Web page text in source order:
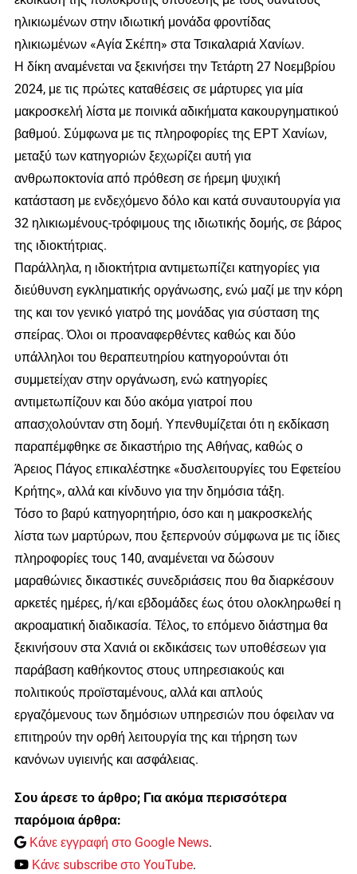
ηλικιωμένων στην ιδιωτική μονάδα φροντίδας
ηλικιωμένων «Αγία Σκέπη» στα Τσικαλαριά Χανίων.
Η δίκη αναμένεται να ξεκινήσει την Τετάρτη 27 Νοεμβρίου
2024, με τις πρώτες καταθέσεις σε μάρτυρες για μία
μακροσκελή λίστα με ποινικά αδικήματα κακουργηματικού
βαθμού. Σύμφωνα με τις πληροφορίες της ΕΡΤ Χανίων,
μεταξύ των κατηγοριών ξεχωρίζει αυτή για
ανθρωποκτονία από πρόθεση σε ήρεμη ψυχική
κατάσταση με ενδεχόμενο δόλο και κατά συναυτουργία για
32 ηλικιωμένους-τρόφιμους της ιδιωτικής δομής, σε βάρος
της ιδιοκτήτριας.
Παράλληλα, η ιδιοκτήτρια αντιμετωπίζει κατηγορίες για
διεύθυνση εγκληματικής οργάνωσης, ενώ μαζί με την κόρη
της και τον γενικό γιατρό της μονάδας για σύσταση της
σπείρας. Όλοι οι προαναφερθέντες καθώς και δύο
υπάλληλοι του θεραπευτηρίου κατηγορούνται ότι
συμμετείχαν στην οργάνωση, ενώ κατηγορίες
αντιμετωπίζουν και δύο ακόμα γιατροί που
απασχολούνταν στη δομή. Υπενθυμίζεται ότι η εκδίκαση
παραπέμφθηκε σε δικαστήριο της Αθήνας, καθώς ο
Άρειος Πάγος επικαλέστηκε «δυσλειτουργίες του Εφετείου
Κρήτης», αλλά και κίνδυνο για την δημόσια τάξη.
Τόσο το βαρύ κατηγορητήριο, όσο και η μακροσκελής
λίστα των μαρτύρων, που ξεπερνούν σύμφωνα με τις ίδιες
πληροφορίες τους 140, αναμένεται να δώσουν
μαραθώνιες δικαστικές συνεδριάσεις που θα διαρκέσουν
αρκετές ημέρες, ή/και εβδομάδες έως ότου ολοκληρωθεί η
ακροαματική διαδικασία. Τέλος, το επόμενο διάστημα θα
ξεκινήσουν στα Χανιά οι εκδικάσεις των υποθέσεων για
παράβαση καθήκοντος στους υπηρεσιακούς και
πολιτικούς προϊσταμένους, αλλά και απλούς
εργαζόμενους των δημόσιων υπηρεσιών που όφειλαν να
επιτηρούν την ορθή λειτουργία της και τήρηση των
κανόνων υγιεινής και ασφάλειας.
Σου άρεσε το άρθρο; Για ακόμα περισσότερα
παρόμοια άρθρα:
Κάνε εγγραφή στο Google News.
Κάνε subscribe στο YouTube.